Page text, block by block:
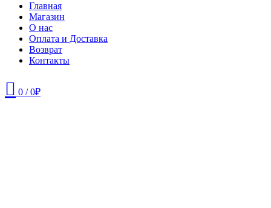
Главная
Магазин
О нас
Оплата и Доставка
Возврат
Контакты
0 / 0₽